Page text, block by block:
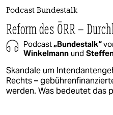
Podcast Bundestalk
Reform des ÖRR –
Podcast„Bundestalk“
Winkelmann und
Skandale um
Rechts –
werden. Was bedeutet das